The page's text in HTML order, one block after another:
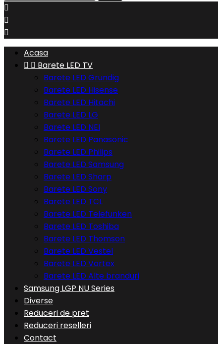



Acasa
  Barete LED TV
Barete LED Grundig
Barete LED Hisense
Barete LED Hitachi
Barete LED LG
Barete LED NEI
Barete LED Panasonic
Barete LED Philips
Barete LED Samsung
Barete LED Sharp
Barete LED Sony
Barete LED TCL
Barete LED Telefunken
Barete LED Toshiba
Barete LED Thomson
Barete LED Vestel
Barete LED Vortex
Barete LED Alte branduri
Samsung LGP NU Series
Diverse
Reduceri de pret
Reduceri reselleri
Contact